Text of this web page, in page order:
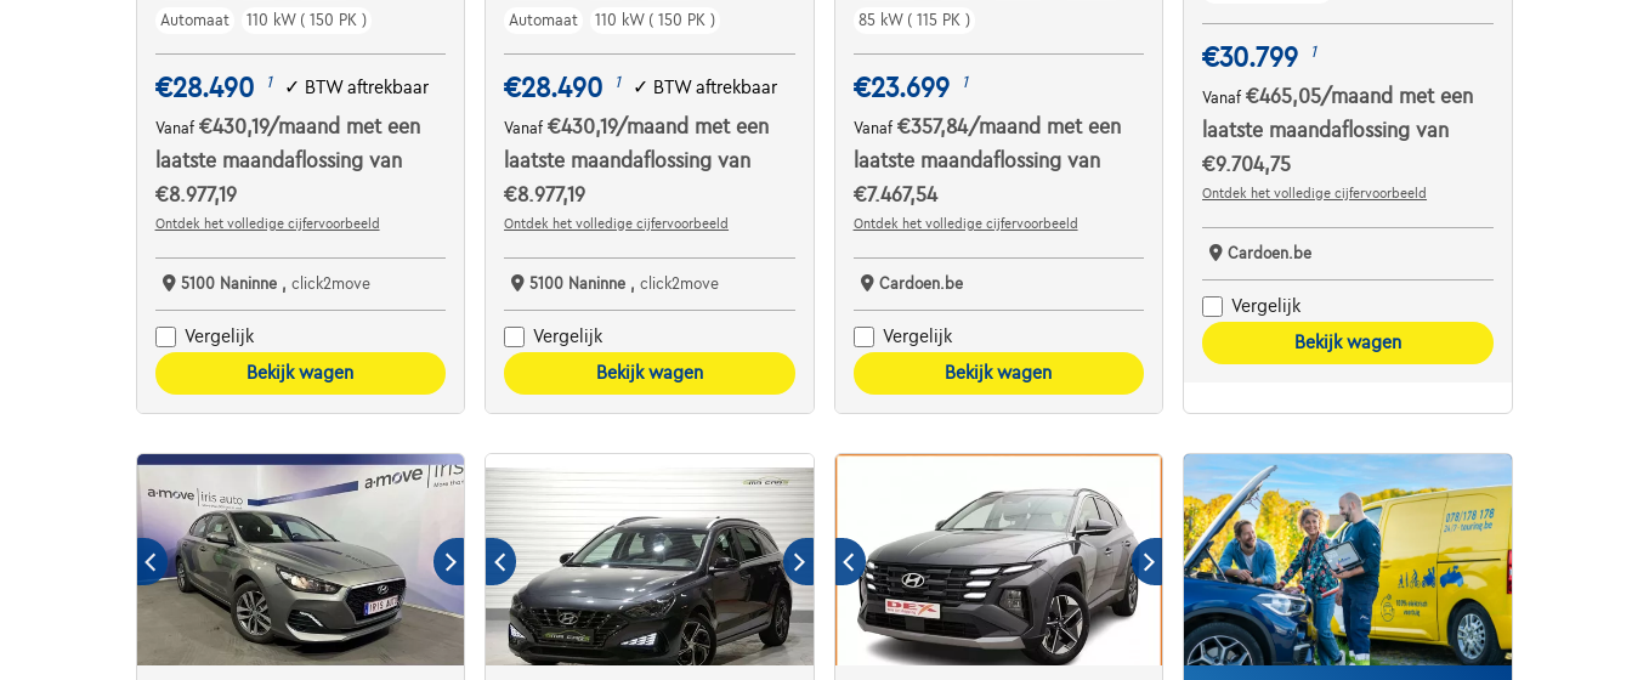
Automaat
110 kW ( 150 PK )
€28.490 1 ✓ BTW aftrekbaar
Vanaf €430,19/maand met een
laatste maandaflossing van
€8.977,19
Ontdek het volledige cijfervoorbeeld
5100 Naninne , click2move
Vergelijk
Bekijk wagen
Automaat
110 kW ( 150 PK )
€28.490 1 ✓ BTW aftrekbaar
Vanaf€430,19/maand met een
laatste maandaflossing van
€8.977,19
Ontdek het volledige cijfervoorbeeld
5100 Naninne ,click2move
Vergelijk
Bekijk wagen
85 kW ( 115 PK )
€23.699 1
Vanaf €357,84/maand met een
laatste maandaflossing van
€7.467,54
Ontdek het volledige cijfervoorbeeld
Cardoen.be
Vergelijk
Bekijk wagen
€30.799 1
Vanaf€465,05/maand met een
laatste maandaflossing van
€9.704,75
Ontdek het volledige cijfervoorbeeld
Cardoen.be
Vergelijk
Bekijk wagen